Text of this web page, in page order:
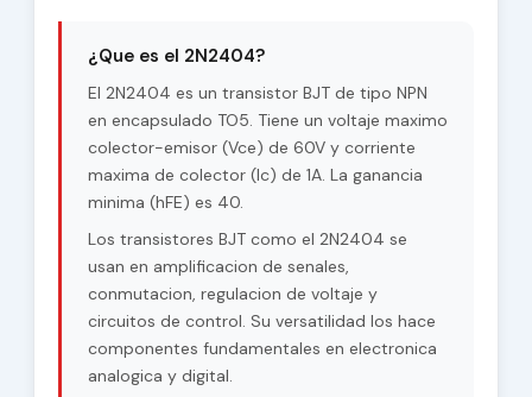
Voltage |Vcb|
Collector-Emitter
Voltage |Vce|
60 V
Max. Operating
Temperature (Tj)
Maximum Collector
Power Dissipation
1 W
Forward Current
¿Que es el 2N2404?
El 2N2404 es un transistor BJT de tipo NPN
en encapsulado TO5. Tiene un voltaje maximo
colector-emisor (Vce) de 60V y corriente
maxima de colector (Ic) de 1A. La ganancia
minima (hFE) es 40.
Los transistores BJT como el 2N2404 se
usan en amplificacion de senales,
conmutacion, regulacion de voltaje y
circuitos de control. Su versatilidad los hace
componentes fundamentales en electronica
analogica y digital.